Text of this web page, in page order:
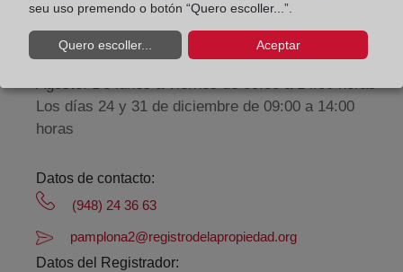
De lunes a viernes de 09:00 a 17:00 horas
Los días 24 y 31 de diciembre de 09:00 a 14:00
horas
Datos de contacto:
(948) 24 36 63
pamplona2@registrodelapropiedad.org
Datos del Registrador:
seu uso premendo o botón “Quero escoller...”.
Quero escoller... Aceptar